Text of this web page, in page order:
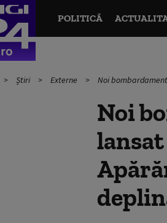
POLITICĂ
Știri Externe Noi
Noi